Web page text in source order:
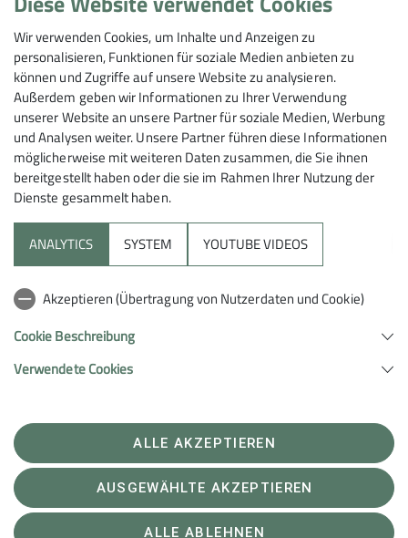
Burgruinen und Mäander im großen
Lautertal
18.05.2025
Sektion
Aktuelles
Kornhausstr. 21
72070 Tübingen
Telefon 07071-23451
Datenschutz-Einstellungen
Datenschutz
Impressum
Wir verwenden Cookies, um Inhalte und Anzeigen zu
personalisieren, Funktionen für soziale Medien anbieten zu
können und Zugriffe auf unsere Website zu analysieren.
Außerdem geben wir Informationen zu Ihrer Verwendung
unserer Website an unsere Partner für soziale Medien, Werbung
und Analysen weiter. Unsere Partner führen diese Informationen
möglicherweise mit weiteren Daten zusammen, die Sie ihnen
bereitgestellt haben oder die sie im Rahmen Ihrer Nutzung der
Dienste gesammelt haben.
ANALYTICS SYSTEM YOUTUBE VIDEOS
Akzeptieren (Übertragung von Nutzerdaten und Cookie)
Cookie Beschreibung
Verwendete Cookies
ALLE AKZEPTIEREN
AUSGEWÄHLTE AKZEPTIEREN
ALLE ABLEHNEN